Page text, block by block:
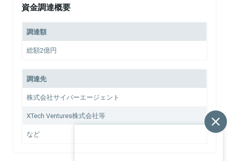
資金調達概要
調達額
総額2億円
調達先
株式会社サイバーエージェント
XTech Ventures株式会社等
など